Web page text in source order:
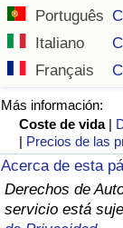
Português
Italiano
Français
Más información:
Coste de vida |
| Precios de las
Acerca de esta
Derechos de
servicio está